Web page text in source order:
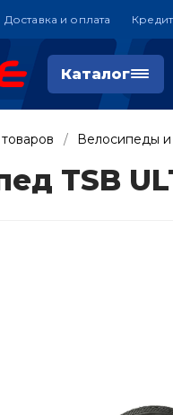
Доставка и оплата
Каталог
Велосипеды и
TSB